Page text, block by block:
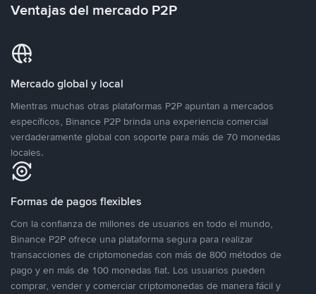
Ventajas del mercado P2P
Mercado global y local
Mientras muchas otras plataformas P2P apuntan a mercados
específicos, Binance P2P brinda una experiencia comercial
verdaderamente global con soporte para más de 70 monedas
locales.
Formas de pagos flexibles
Con la confianza de millones de usuarios en todo el mundo,
Binance P2P ofrece una plataforma segura para realizar
transacciones de criptomonedas con más de 800 métodos de
pago y en más de 100 monedas fiat. Los usuarios pueden
comprar, vender y comerciar criptomonedas de manera fácil y